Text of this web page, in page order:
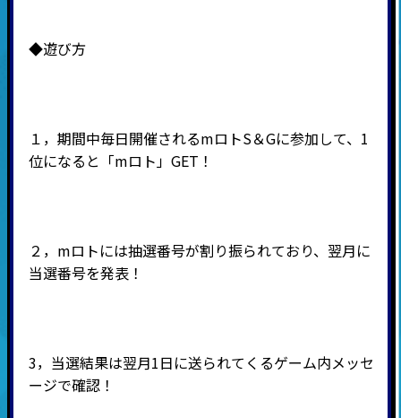
◆遊び方
１，期間中毎日開催されるmロトS＆Gに参加して、1
位になると「mロト」GET！
２，mロトには抽選番号が割り振られており、翌月に
当選番号を発表！
3，当選結果は翌月1日に送られてくるゲーム内メッセ
ージで確認！